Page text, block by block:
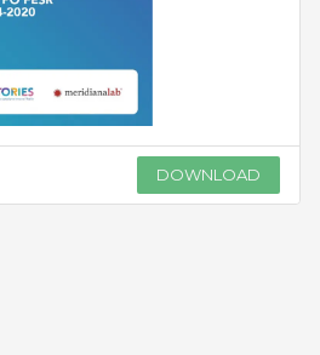
DOWNLOAD